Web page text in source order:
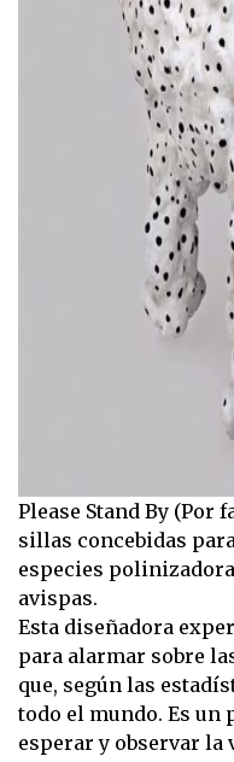
Please Stand By (Por
sillas concebidas
especies
avispas.
Esta diseñadora
para alarmar sobre
que, según las
todo el mundo. Es un
esperar y observar la